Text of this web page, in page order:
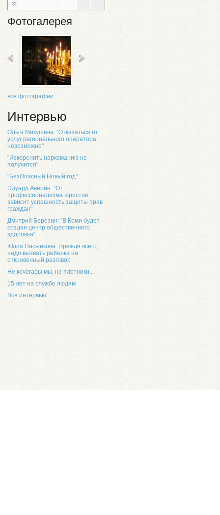
31
Фотогалерея
все фотографии
Интервью
Ольга Микушева: "Отказаться от
услуг регионального оператора
невозможно"
"Искоренить наркоманию не
получится"
"БезОпасный Новый год"
Эдуард Аверин: "От
профессионализма юристов
зависит успешность защиты прав
граждан"
Дмитрий Березин: "В Коми будет
создан центр общественного
здоровья"
Юлия Пасынкова: Прежде всего,
надо вызвать ребенка на
откровенный разговор
Не кочегары мы, не плотники...
15 лет на службе людям
Все интервью